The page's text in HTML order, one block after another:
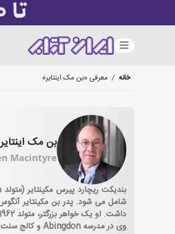
دسته‌بندی
خانه / معرفی «بن مک اینتایر»
بن مک اینتایر
Macintyre
شامل می شود. پدر بن مکینتایر
داشت. او یک خواهر بزرگتر، متولد 1962، و یک برادر کوچکتر، متولد 1971 دارد. از طرف مادر او با باروت های هاروی و برکلی پاژه خویشاوند است.
وی در مدرسه Abingdon و کالج سنت جان، کمبریج تحصیل کرد و در سال 1985 در رشته تاریخ فارغ التحصیل شد.